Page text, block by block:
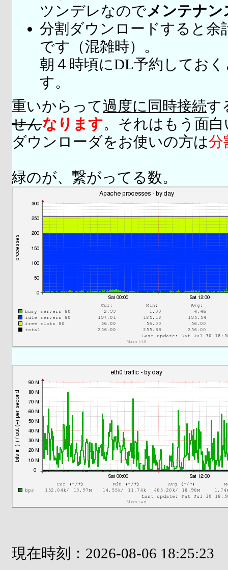
ツンデレなのでメンテナ
分割ダウンロードすると余
です（混雑時）。
朝４時頃にDL予約してお
す。
重いからって過度に同時接続す
せんなります。それはもう面
ダウンローダをお使いの方は分
緑のが、繋がってる数。
現在時刻：2026-08-06 18:25:23